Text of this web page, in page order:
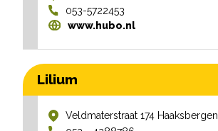
053-5722453
www.hubo.nl
Lilium
Veldmaterstraat 174 Haaksbergen